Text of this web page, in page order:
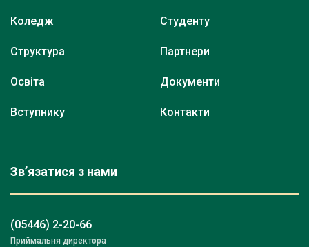
Коледж
Структура
Освіта
Вступнику
Студенту
Партнери
Документи
Контакти
Зв’язатися з нами
(05446) 2-20-66
Приймальня директора